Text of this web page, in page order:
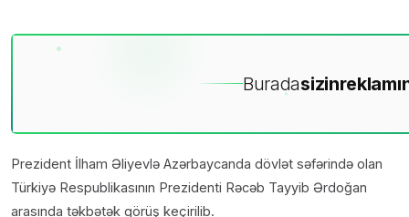
Buradasizin
Prezident İlham Əliyevlə Azərbaycanda dövlət səfərində olan
Türkiyə Respublikasının Prezidenti Rəcəb Tayyib Ərdoğan
arasında təkbətək görüş keçirilib.